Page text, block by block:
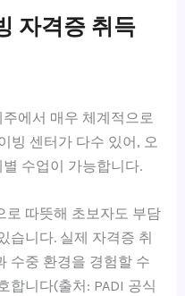
자격증 취득
에서 매우 체계적으로
빙 센터가 다수 있어, 오
수업이 가능합니다.
로 따뜻해 초보자도 부담
습니다. 실제 자격증 취
수중 환경을 경험할 수
합니다(출처: PADI 공식